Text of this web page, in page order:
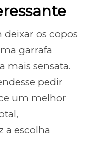
os copos
garrafa
mais sensata.
pedir
um melhor
a escolha